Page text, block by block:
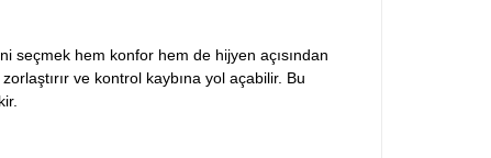
seçmek hem konfor hem de hijyen açısından
ve kontrol kaybına yol açabilir. Bu